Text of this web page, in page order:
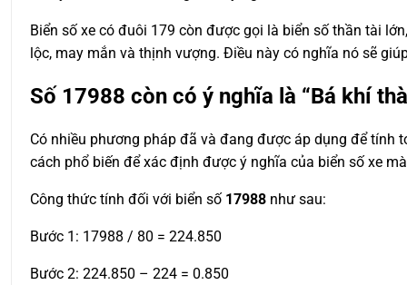
Biển số xe có đuôi 179 còn được gọi là biển số thần tài
lộc, may mắn và thịnh vượng. Điều này có nghĩa nó sẽ
Số 17988 còn có ý nghĩa là “Bá khí
Có nhiều phương pháp đã và đang được áp dụng để tính
cách phổ biến để xác định được ý nghĩa của biển số xe
Công thức tính đối với biển số 17988 như sau:
Bước 1: 17988 / 80 = 224.850
Bước 2: 224.850 – 224 = 0.850